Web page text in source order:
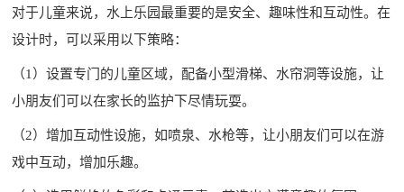
对于儿童来说，水上乐园最重要的是安全、趣味性和互动性。在
设计时，可以采用以下策略：
（1）设置专门的儿童区域，配备小型滑梯、水帘洞等设施，让
小朋友们可以在家长的监护下尽情玩耍。
（2）增加互动性设施，如喷泉、水枪等，让小朋友们可以在游
戏中互动，增加乐趣。